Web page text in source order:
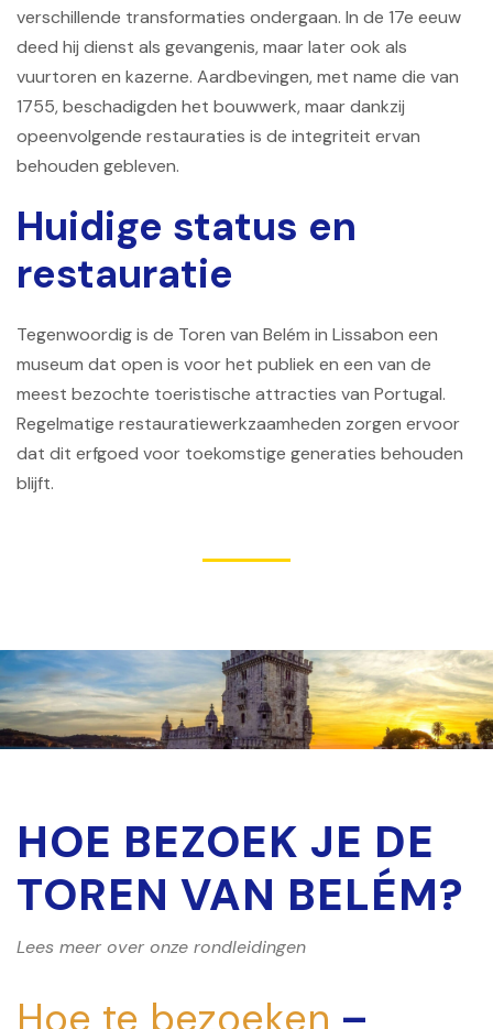
verschillende transformaties ondergaan. In de 17e eeuw
deed hij dienst als gevangenis, maar later ook als
vuurtoren en kazerne. Aardbevingen, met name die van
1755, beschadigden het bouwwerk, maar dankzij
opeenvolgende restauraties is de integriteit ervan
behouden gebleven.
Huidige status en
restauratie
Tegenwoordig is de Toren van Belém in Lissabon een
museum dat open is voor het publiek en een van de
meest bezochte toeristische attracties van Portugal.
Regelmatige restauratiewerkzaamheden zorgen ervoor
dat dit erfgoed voor toekomstige generaties behouden
blijft.
HOE BEZOEK JE DE
TOREN VAN BELÉM?
Lees meer over onze rondleidingen
Hoe te bezoeken –